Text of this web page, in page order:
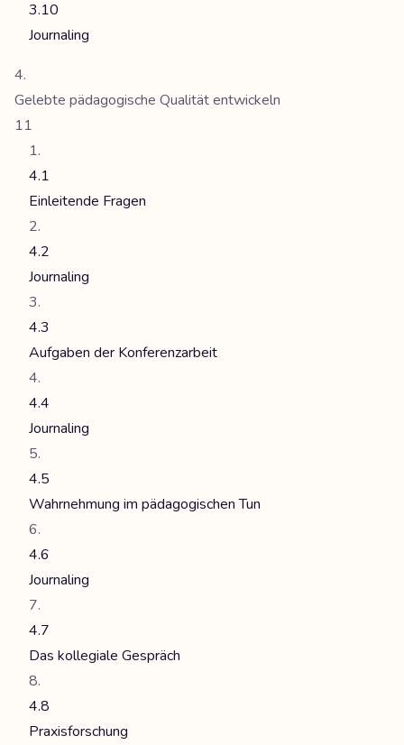
3.10
Journaling
Gelebte pädagogische Qualität entwickeln
11
4.1
Einleitende Fragen
4.2
Journaling
4.3
Aufgaben der Konferenzarbeit
4.4
Journaling
4.5
Wahrnehmung im pädagogischen Tun
4.6
Journaling
4.7
Das kollegiale Gespräch
4.8
Praxisforschung